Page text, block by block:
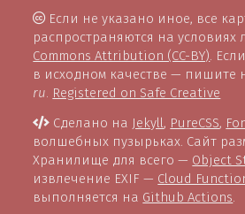
Если не указано иное, все
распространяются на условиях
Commons Attribution (CC-BY).
в исходном качестве — пишите
ru. Registered on Safe Creative
Сделано на Jekyll, PureCSS,
волшебных пузырьках. Сайт
Хранилище для всего — Object
извлечение EXIF — Cloud
выполняется на Github Actions.